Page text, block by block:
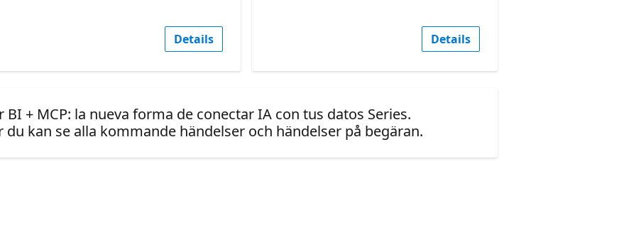
Details Details
+ MCP: la nueva forma de conectar IA con tus datos Series.
kan se alla kommande händelser och händelser på begäran.